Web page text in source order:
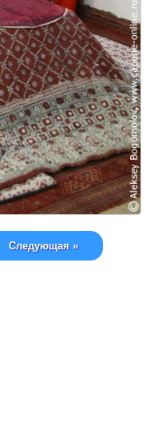
Следующая »